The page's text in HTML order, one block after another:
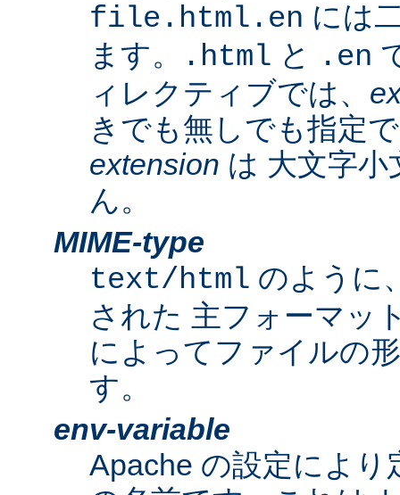
file.html.en には
ます。
.html と .en
ィレクティブでは、
きでも無しでも指定
extension は 大文字
ん。
MIME-type
text/html のように
された 主フォーマッ
によってファイルの
す。
env-variable
Apache の設定によ